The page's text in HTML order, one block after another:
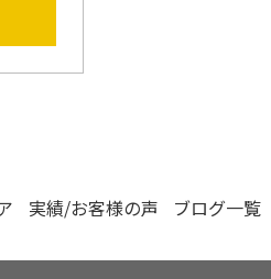
実績/お客様の声 ブログ一覧